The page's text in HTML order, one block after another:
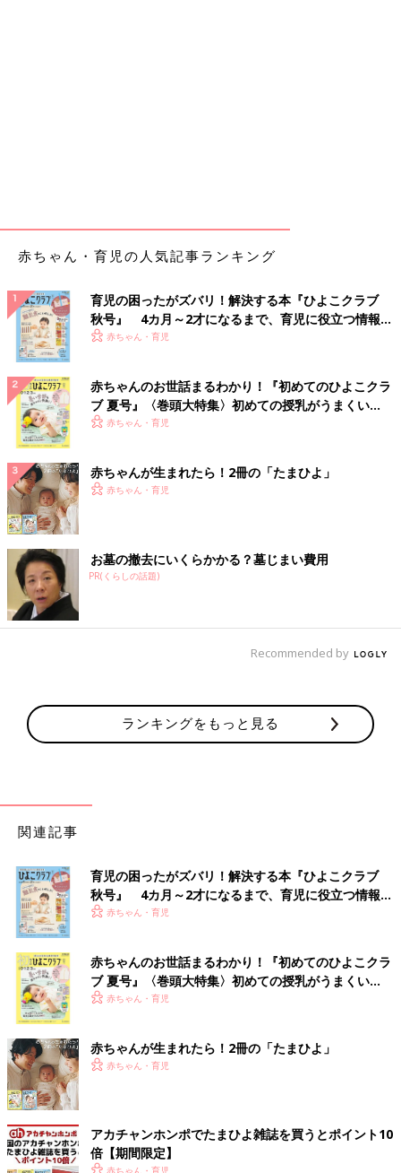
赤ちゃん・育児の人気記事ランキング
育児の困ったがズバリ！解決する本『ひよこクラブ
秋号』 4カ月～2才になるまで、育児に役立つ情報が
いっぱい！
赤ちゃん・育児
赤ちゃんのお世話まるわかり！『初めてのひよこクラ
ブ 夏号』〈巻頭大特集〉初めての授乳がうまくい
く！ おっぱい・ミルクの基本と夏のトラブル 解決テ
赤ちゃん・育児
赤ちゃんが生まれたら！2冊の「たまひよ」
赤ちゃん・育児
お墓の撤去にいくらかかる？墓じまい費用
PR(くらしの話題)
Recommended by
ランキングをもっと見る
関連記事
育児の困ったがズバリ！解決する本『ひよこクラブ
秋号』 4カ月～2才になるまで、育児に役立つ情報が
いっぱい！
赤ちゃん・育児
赤ちゃんのお世話まるわかり！『初めてのひよこクラ
ブ 夏号』〈巻頭大特集〉初めての授乳がうまくい
く！ おっぱい・ミルクの基本と夏のトラブル 解決テ
赤ちゃん・育児
赤ちゃんが生まれたら！2冊の「たまひよ」
赤ちゃん・育児
アカチャンホンポでたまひよ雑誌を買うとポイント10
倍【期間限定】
赤ちゃん・育児